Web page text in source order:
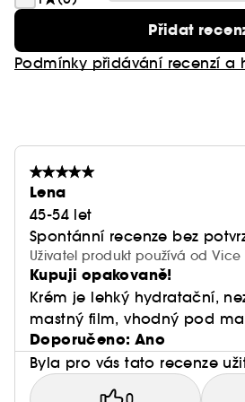
Přidat
Podmínky přidávání recenzí a
Lena
45-54 let
Spontánní recenze bez
Uživatel produkt používá od Vice
Kupuji opakovaně!
Krém je lehký hydratační,
mastný film, vhodný pod
Doporučeno: Ano
Byla pro vás tato recenze